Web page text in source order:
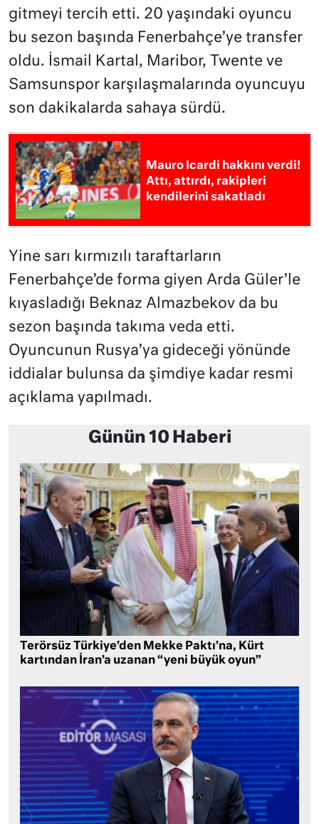
gitmeyi tercih etti. 20 yaşındaki oyuncu
bu sezon başında Fenerbahçe’ye transfer
oldu. İsmail Kartal, Maribor, Twente ve
Samsunspor karşılaşmalarında oyuncuyu
son dakikalarda sahaya sürdü.
Mauro Icardi hakkını verdi!
Attı, attırdı, rakipleri
kendilerini sakatladı
Yine sarı kırmızılı taraftarların
Fenerbahçe’de forma giyen Arda Güler’le
kıyasladığı Beknaz Almazbekov da bu
sezon başında takıma veda etti.
Oyuncunun Rusya’ya gideceği yönünde
iddialar bulunsa da şimdiye kadar resmi
açıklama yapılmadı.
Günün 10 Haberi
Terörsüz Türkiye’den Mekke Paktı’na, Kürt
kartından İran’a uzanan “yeni büyük oyun”